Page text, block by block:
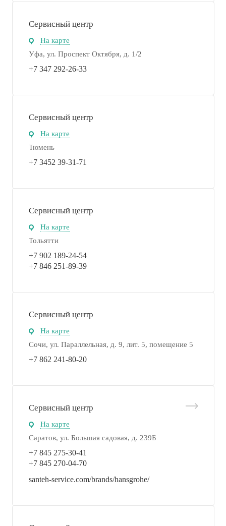
Сервисный центр
На карте
Уфа, ул. Проспект Октября, д. 1/2
+7 347 292-26-33
Сервисный центр
На карте
Тюмень
+7 3452 39-31-71
Сервисный центр
На карте
Тольятти
+7 902 189-24-54
+7 846 251-89-39
Сервисный центр
На карте
Сочи, ул. Параллельная, д. 9, лит. 5, помещение 5
+7 862 241-80-20
Сервисный центр
На карте
Саратов, ул. Большая садовая, д. 239Б
+7 845 275-30-41
+7 845 270-04-70
santeh-service.com/brands/hansgrohe/